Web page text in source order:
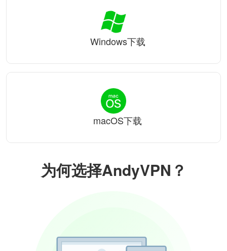
为何选择AndyVPN？
Windows下载
macOS下载